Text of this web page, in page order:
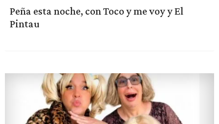
Peña esta noche, con Toco y me voy y El
Pintau